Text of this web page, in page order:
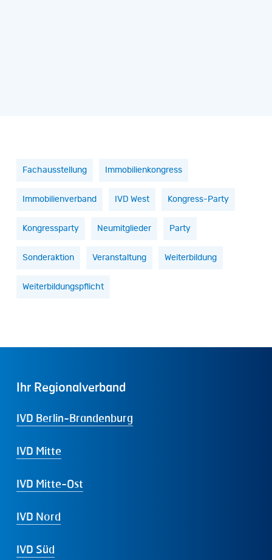
Fachausstellung Immobilienkongress
Immobilienverband IVD West Kongress-Party
Kongressparty Neumitglieder Party
Sonderaktion Veranstaltung Weiterbildung
Weiterbildungspflicht
Ihr Regionalverband
IVD Berlin-Brandenburg
IVD Mitte
IVD Mitte-Ost
IVD Nord
IVD Süd